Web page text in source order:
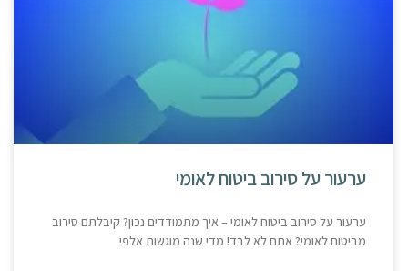
ערעור על סירוב ביטוח לאומי
ערעור על סירוב ביטוח לאומי – איך מתמודדים נכון? קיבלתם סירוב
מביטוח לאומי? אתם לא לבד! מדי שנה מוגשות אלפי